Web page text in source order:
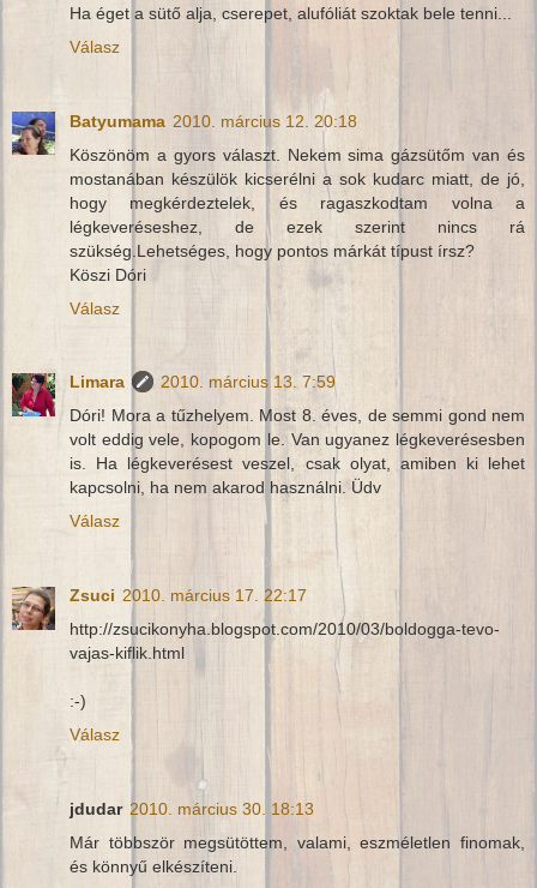
Ha éget a sütő alja, cserepet, alufóliát szoktak bele tenni...
Válasz
Batyumama 2010. március 12. 20:18
Köszönöm a gyors választ. Nekem sima gázsütőm van és
mostanában készülök kicserélni a sok kudarc miatt, de jó,
hogy megkérdeztelek, és ragaszkodtam volna a
légkeveréseshez, de ezek szerint nincs rá
szükség.Lehetséges, hogy pontos márkát típust írsz?
Köszi Dóri
Válasz
Limara
2010. március 13. 7:59
Dóri! Mora a tűzhelyem. Most 8. éves, de semmi gond nem
volt eddig vele, kopogom le. Van ugyanez légkeverésesben
is. Ha légkeverésest veszel, csak olyat, amiben ki lehet
kapcsolni, ha nem akarod használni. Üdv
Válasz
Zsuci 2010. március 17. 22:17
http://zsucikonyha.blogspot.com/2010/03/boldogga-tevo-
vajas-kiflik.html
:-)
Válasz
jdudar 2010. március 30. 18:13
Már többször megsütöttem, valami, eszméletlen finomak,
és könnyű elkészíteni.